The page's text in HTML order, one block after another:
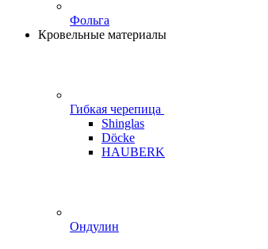
Фольга
Кровельные материалы
Гибкая черепица
Shinglas
Döcke
HAUBERK
Ондулин